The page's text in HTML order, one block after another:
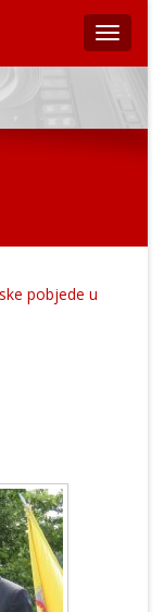
pobjede u